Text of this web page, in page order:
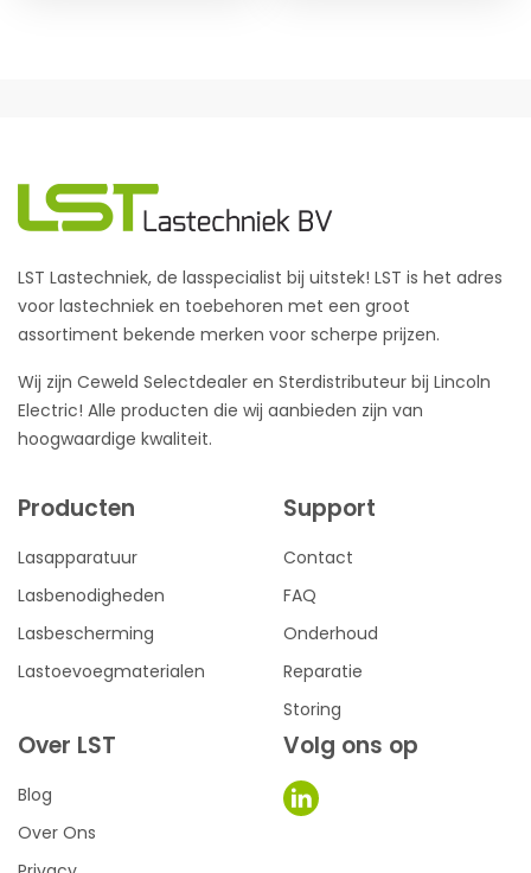
LST Lastechniek, de lasspecialist bij uitstek! LST is het adres
voor lastechniek en toebehoren met een groot
assortiment bekende merken voor scherpe prijzen.
Wij zijn Ceweld Selectdealer en Sterdistributeur bij Lincoln
Electric! Alle producten die wij aanbieden zijn van
hoogwaardige kwaliteit.
Producten
Lasapparatuur
Lasbenodigheden
Lasbescherming
Lastoevoegmaterialen
Support
Contact
FAQ
Onderhoud
Reparatie
Storing
Over LST
Blog
Over Ons
Volg ons op